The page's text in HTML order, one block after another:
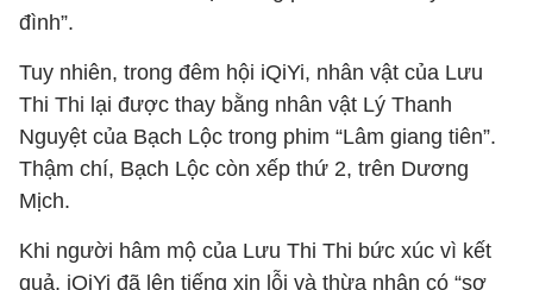
đình”.
Tuy nhiên, trong đêm hội iQiYi, nhân vật của Lưu
Thi Thi lại được thay bằng nhân vật Lý Thanh
Nguyệt của Bạch Lộc trong phim “Lâm giang tiên”.
Thậm chí, Bạch Lộc còn xếp thứ 2, trên Dương
Mịch.
Khi người hâm mộ của Lưu Thi Thi bức xúc vì kết
quả, iQiYi đã lên tiếng xin lỗi và thừa nhận có “sơ